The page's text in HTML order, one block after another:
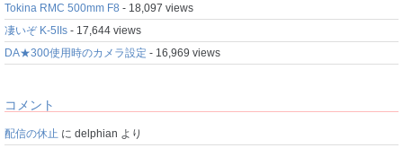
Tokina RMC 500mm F8 - 18,097 views
凄いぞ K-5IIs - 17,644 views
DA★300使用時のカメラ設定 - 16,969 views
コメント
配信の休止 に delphian より